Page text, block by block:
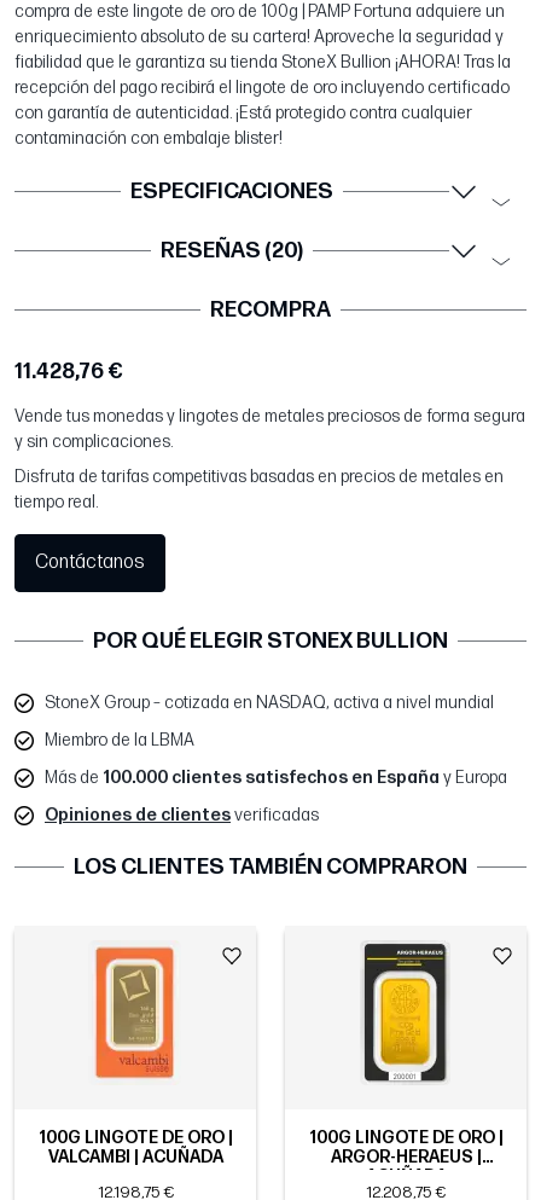
compra de este lingote de oro de 100g | PAMP Fortuna adquiere un
enriquecimiento absoluto de su cartera! Aproveche la seguridad y
fiabilidad que le garantiza su tienda StoneX Bullion ¡AHORA! Tras la
recepción del pago recibirá el lingote de oro incluyendo certificado
con garantía de autenticidad. ¡Está protegido contra cualquier
contaminación con embalaje blister!
ESPECIFICACIONES
RESEÑAS (20)
RECOMPRA
11.428,76 €
Vende tus monedas y lingotes de metales preciosos de forma segura
y sin complicaciones.
Disfruta de tarifas competitivas basadas en precios de metales en
tiempo real.
Contáctanos
POR QUÉ ELEGIR STONEX BULLION
StoneX Group – cotizada en NASDAQ, activa a nivel mundial
Miembro de la LBMA
Más de 100.000 clientes satisfechos en España y Europa
Opiniones de clientesverificadas
LOS CLIENTES TAMBIÉN COMPRARON
100G LINGOTE DE ORO |
VALCAMBI | ACUÑADA
12.198,75 €
100G LINGOTE DE ORO |
ARGOR-HERAEUS |
12.208,75 €